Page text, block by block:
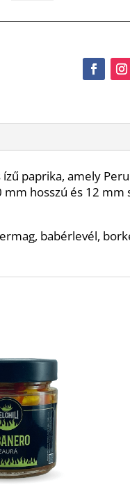
paprika, amely
hosszú és 12 mm
babérlevél,